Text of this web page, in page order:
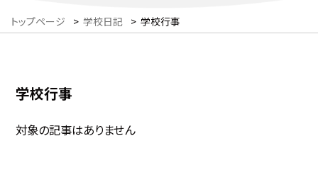
トップページ > 学校日記 > 学校行事
学校行事
対象の記事はありません